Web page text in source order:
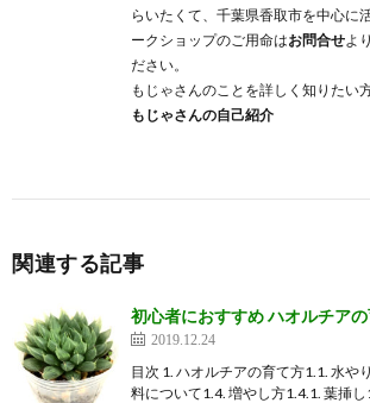
らいたくて、千葉県香取市を中心に
ークショップのご用命はお問合せよ
ださい。
もじゃさんのことを詳しく知りたい
もじゃさんの自己紹介
関連する記事
初心者におすすめ ハオルチア
2019.12.24
目次 1. ハオルチアの育て方1.1. 水や
料について1.4. 増やし方1.4.1. 葉挿